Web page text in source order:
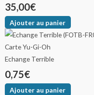
35,00€
Ajouter au panier
Echange Terrible
0,75€
Ajouter au panier